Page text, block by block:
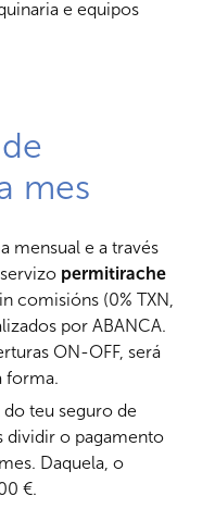
e equipos
mes
mensual e a través
permitirache
comisións (0% TXN,
por ABANCA.
ON-OFF, será
forma.
teu seguro de
dividir o pagamento
Daquela, o
€.